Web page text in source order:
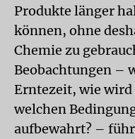
Produkte länger
können, ohne
Chemie zu
Beobachtungen –
Erntezeit, wie
welchen
aufbewahrt? –